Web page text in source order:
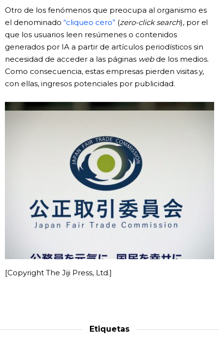
Otro de los fenómenos que preocupa al organismo es
el denominado “cliqueo cero” (zero-click search), por el
que los usuarios leen resúmenes o contenidos
generados por IA a partir de artículos periodísticos sin
necesidad de acceder a las páginas webde los medios.
Como consecuencia, estas empresas pierden visitas y,
con ellas, ingresos potenciales por publicidad.
[Copyright The Jiji Press, Ltd.]
Etiquetas